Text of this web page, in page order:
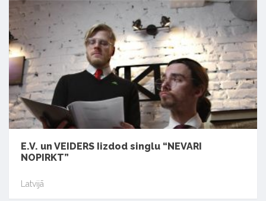
E.V. un VEIDERS Iizdod singlu “NEVARI
NOPIRKT”
Latvijā